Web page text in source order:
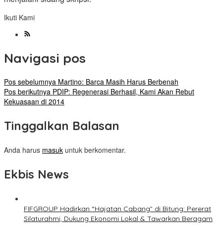
Ikuti Kami
Navigasi pos
Pos sebelumnya Martino: Barca Masih Harus Berbenah
Pos berikutnya PDIP: Regenerasi Berhasil, Kami Akan Rebut
Kekuasaan di 2014
Tinggalkan Balasan
Anda harus masuk untuk berkomentar.
Ekbis News
FIFGROUP Hadirkan “Hajatan Cabang” di Bitung: Pererat
Silaturahmi, Dukung Ekonomi Lokal & Tawarkan Beragam